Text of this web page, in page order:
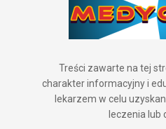
Treści zawarte na tej
charakter informacyjny i
lekarzem w celu
leczenia lub